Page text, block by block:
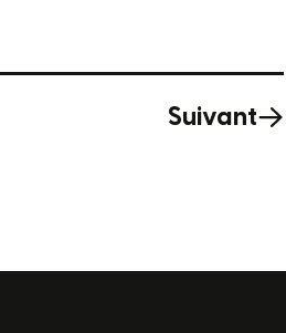
Suivant